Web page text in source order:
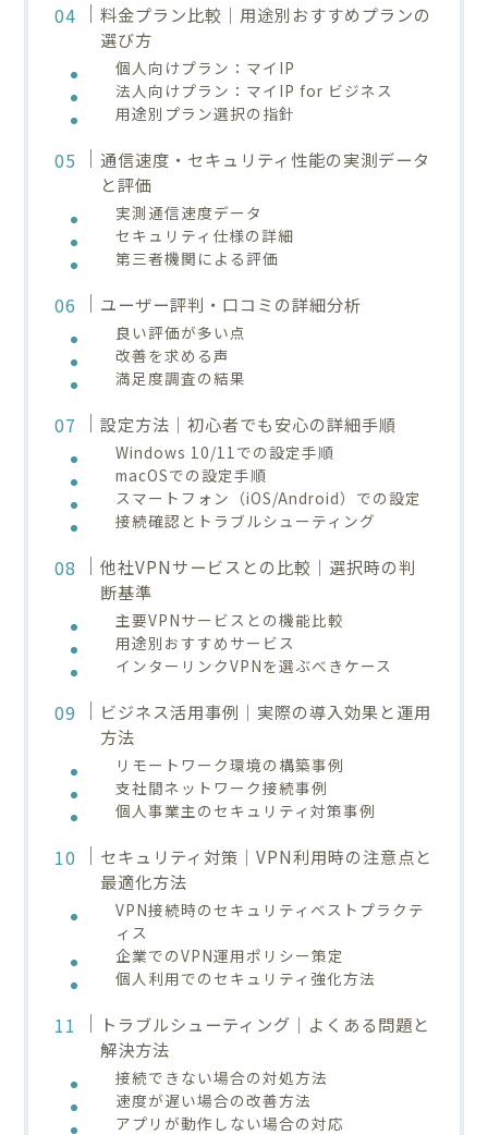
料金プラン比較｜用途別おすすめプランの
選び方
個人向けプラン：マイIP
法人向けプラン：マイIP for ビジネス
用途別プラン選択の指針
通信速度・セキュリティ性能の実測データ
と評価
実測通信速度データ
セキュリティ仕様の詳細
第三者機関による評価
ユーザー評判・口コミの詳細分析
良い評価が多い点
改善を求める声
満足度調査の結果
設定方法｜初心者でも安心の詳細手順
Windows 10/11での設定手順
macOSでの設定手順
スマートフォン（iOS/Android）での設定
接続確認とトラブルシューティング
他社VPNサービスとの比較｜選択時の判
断基準
主要VPNサービスとの機能比較
用途別おすすめサービス
インターリンクVPNを選ぶべきケース
ビジネス活用事例｜実際の導入効果と運用
方法
リモートワーク環境の構築事例
支社間ネットワーク接続事例
個人事業主のセキュリティ対策事例
セキュリティ対策｜VPN利用時の注意点と
最適化方法
VPN接続時のセキュリティベストプラクテ
ィス
企業でのVPN運用ポリシー策定
個人利用でのセキュリティ強化方法
トラブルシューティング｜よくある問題と
解決方法
接続できない場合の対処方法
速度が遅い場合の改善方法
アプリが動作しない場合の対応